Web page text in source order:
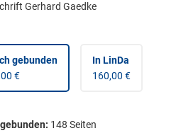
Gerhard Gaedke
gebunden
€
In LinDa
160,00 €
: 148 Seiten